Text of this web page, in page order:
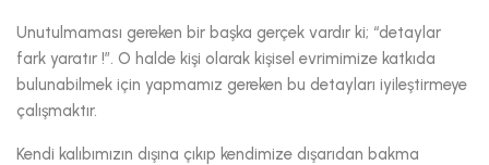
Unutulmaması gereken bir başka gerçek vardır ki; “detaylar
fark yaratır !”. O halde kişi olarak kişisel evrimimize katkıda
bulunabilmek için yapmamız gereken bu detayları iyileştirmeye
çalışmaktır.
Kendi kalıbımızın dışına çıkıp kendimize dışarıdan bakma